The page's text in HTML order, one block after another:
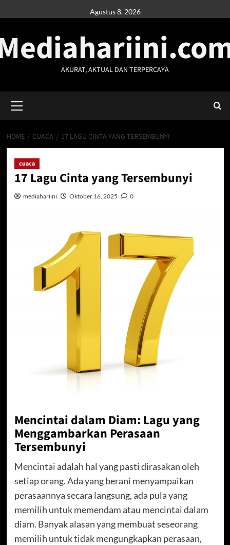
to
Agustus 8, 2026
AKURAT, AKTUAL DAN TERPERCAYA
Menu
HOME CUACA 17 LAGU CINTA YANG TERSEMBUNYI
cuaca
17 Lagu Cinta yang Tersembunyi
mediahariini Oktober 16, 2025 0
Mencintai dalam Diam: Lagu yang
Menggambarkan Perasaan
Tersembunyi
Mencintai adalah hal yang pasti dirasakan oleh
setiap orang. Ada yang berani menyampaikan
perasaannya secara langsung, ada pula yang
memilih untuk memendam atau mencintai dalam
diam. Banyak alasan yang membuat seseorang
memilih untuk tidak mengungkapkan perasaan,